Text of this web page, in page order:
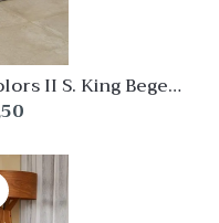
II S. King Bege